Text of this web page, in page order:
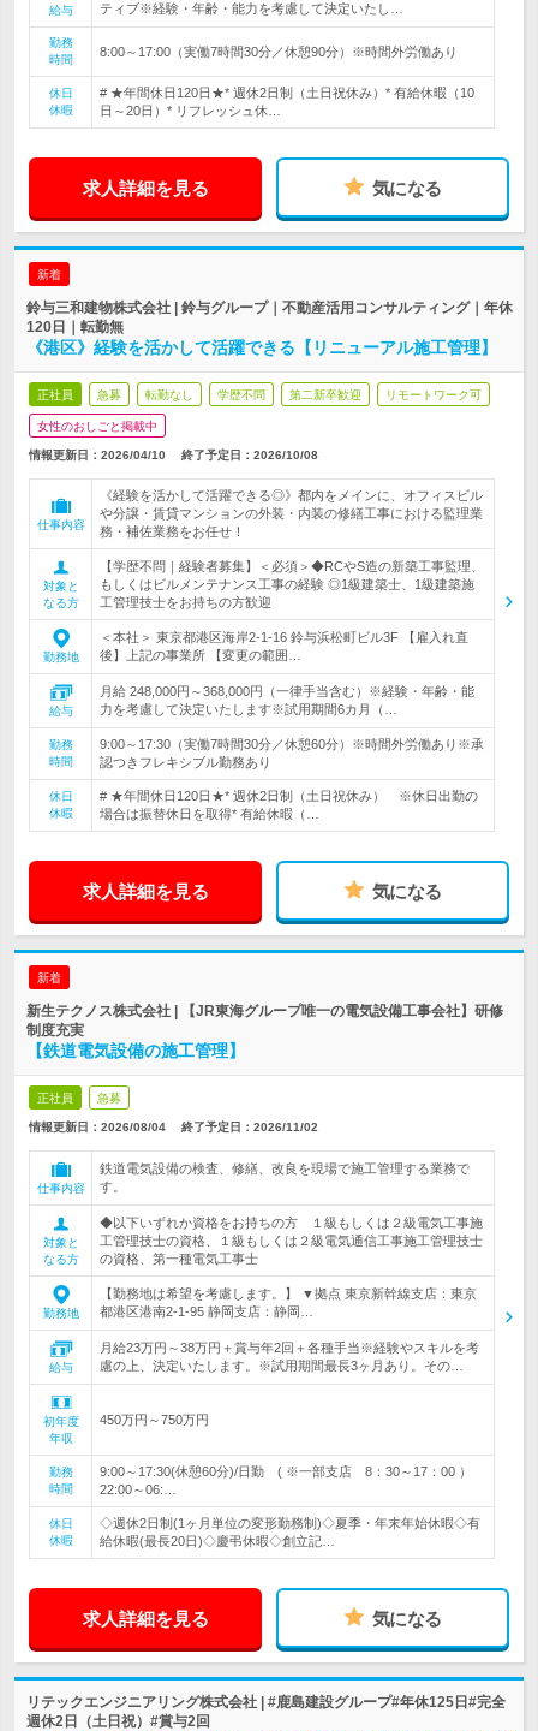
給与
ティブ※経験・年齢・能力を考慮して決定いたし…
勤務
時間
8:00～17:00（実働7時間30分／休憩90分）※時間外労働あり
休日
休暇
# ★年間休日120日★* 週休2日制（土日祝休み）* 有給休暇（10
日～20日）* リフレッシュ休…
求人詳細を見る 気になる
新着
鈴与三和建物株式会社 | 鈴与グループ｜不動産活用コンサルティング｜年休
120日｜転勤無
《港区》経験を活かして活躍できる【リニューアル施工管理】
正社員 急募 転勤なし 学歴不問 第二新卒歓迎 リモートワーク可
女性のおしごと掲載中
情報更新日：2026/04/10 終了予定日： 2026/10/08
仕事内容
《経験を活かして活躍できる◎》都内をメインに、オフィスビル
や分譲・賃貸マンションの外装・内装の修繕工事における監理業
務・補佐業務をお任せ！
対象と
なる方
【学歴不問｜経験者募集】＜必須＞◆RCやS造の新築工事監理、
もしくはビルメンテナンス工事の経験 ◎1級建築士、1級建築施
工管理技士をお持ちの方歓迎
勤務地
＜本社＞ 東京都港区海岸2-1-16 鈴与浜松町ビル3F 【雇入れ直
後】上記の事業所 【変更の範囲…
給与
月給 248,000円～368,000円（一律手当含む）※経験・年齢・能
力を考慮して決定いたします※試用期間6カ月（…
勤務
時間
9:00～17:30（実働7時間30分／休憩60分）※時間外労働あり※承
認つきフレキシブル勤務あり
休日
休暇
# ★年間休日120日★* 週休2日制（土日祝休み） ※休日出勤の
場合は振替休日を取得* 有給休暇（…
求人詳細を見る 気になる
新着
新生テクノス株式会社 | 【JR東海グループ唯一の電気設備工事会社】研修
制度充実
【鉄道電気設備の施工管理】
正社員 急募
情報更新日：2026/08/04 終了予定日： 2026/11/02
仕事内容
鉄道電気設備の検査、修繕、改良を現場で施工管理する業務で
す。
対象と
なる方
◆以下いずれか資格をお持ちの方 １級もしくは２級電気工事施
工管理技士の資格、１級もしくは２級電気通信工事施工管理技士
の資格、第一種電気工事士
勤務地
【勤務地は希望を考慮します。】 ▼拠点 東京新幹線支店：東京
都港区港南2-1-95 静岡支店：静岡…
給与
月給23万円～38万円＋賞与年2回＋各種手当※経験やスキルを考
慮の上、決定いたします。※試用期間最長3ヶ月あり。その…
初年度
年収
450万円～750万円
勤務
時間
9:00～17:30(休憩60分)/日勤 ( ※一部支店 8：30～17：00 ）
22:00～06:…
休日
休暇
◇週休2日制(1ヶ月単位の変形勤務制)◇夏季・年末年始休暇◇有
給休暇(最長20日)◇慶弔休暇◇創立記…
求人詳細を見る 気になる
リテックエンジニアリング株式会社 | #鹿島建設グループ#年休125日#完全
週休2日（土日祝）#賞与2回